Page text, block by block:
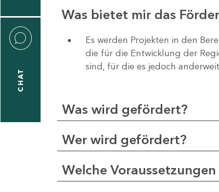
CHAT
Was bietet mir das
Es werden Projekten in den
die für die Entwicklung der
sind, für die es jedoch
Was wird gefördert?
Wer wird gefördert?
Welche